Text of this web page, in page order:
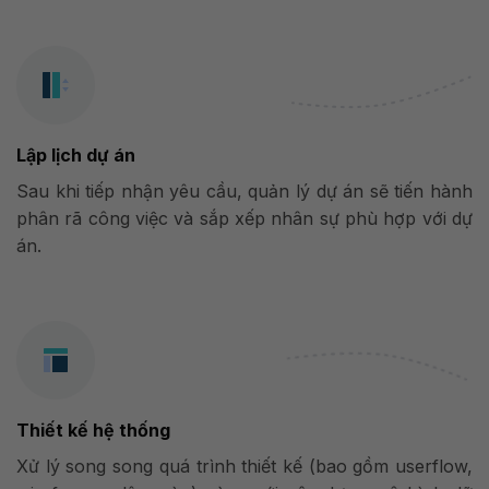
Lập lịch dự án
Sau khi tiếp nhận yêu cầu, quản lý dự án sẽ tiến hành
phân rã công việc và sắp xếp nhân sự phù hợp với dự
án.
Thiết kế hệ thống
Xử lý song song quá trình thiết kế (bao gồm userflow,